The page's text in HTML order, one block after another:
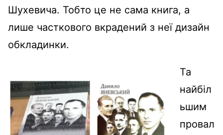
Шухевича. Тобто це не сама книга, а
лише часткового вкрадений з неї дизайн
обкладинки.
Та
найбіл
ьшим
провал